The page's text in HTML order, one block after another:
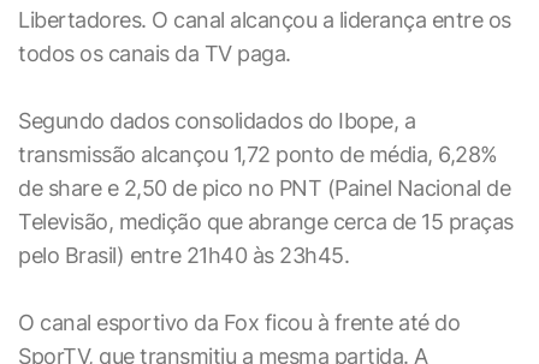
Libertadores. O canal alcançou a liderança entre os
todos os canais da TV paga.
Segundo dados consolidados do Ibope, a
transmissão alcançou 1,72 ponto de média, 6,28%
de share e 2,50 de pico no PNT (Painel Nacional de
Televisão, medição que abrange cerca de 15 praças
pelo Brasil) entre 21h40 às 23h45.
O canal esportivo da Fox ficou à frente até do
SporTV, que transmitiu a mesma partida. A